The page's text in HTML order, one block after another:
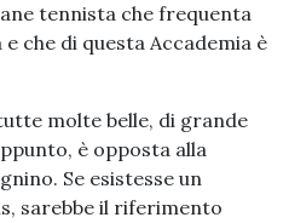
tennista che frequenta
che di questa Accademia è
molte belle, di grande
è opposta alla
Se esistesse un
sarebbe il riferimento